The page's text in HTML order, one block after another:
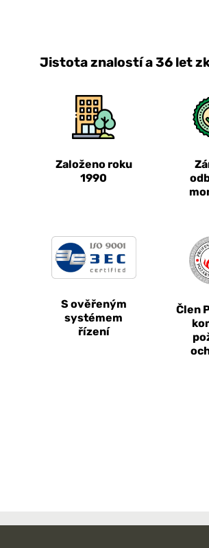
Jistota znalostí a 36 let
Založeno roku
1990
S ověřeným
systémem
řízení
Člen